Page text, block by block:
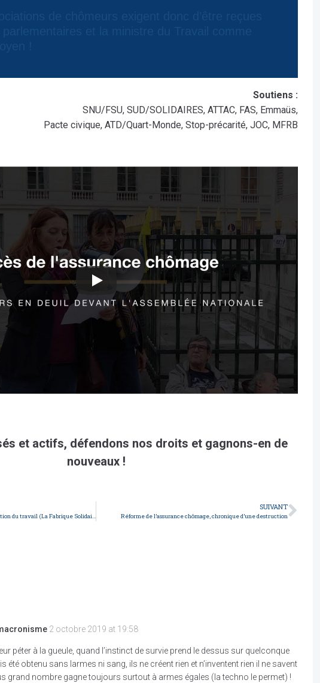
Soutiens :
SNU/FSU, SUD/SOLIDAIRES, ATTAC, FAS, Emmaüs,
Pacte civique, ATD/Quart-Monde, Stop-précarité, JOC, MFRB
et actifs, défendons nos droits et gagnons-en de
nouveaux !
Atelier de théâtre forum sur la question du travail (La Fabrique Solidaire)
SUIVANT
Réforme de l’assurance chômage, chronique d’une destruction
2 octobre 2019 at 19:58
péter à la gueule, quand l’instinct de survie prend le dessus sur quelconque
été obtenu sans larmes ni sang, ils ne créent rien et n’inventent rien il ne savent
grand nombre gagne toujours surtout à armes égales (la techno le permet) !